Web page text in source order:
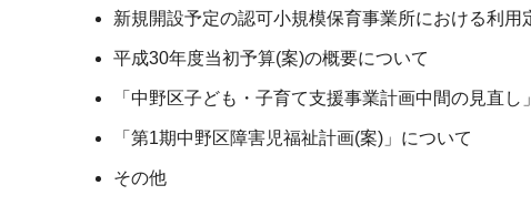
新規開設予定の認可小規模保育事業所における利用
平成30年度当初予算(案)の概要について
「中野区子ども・子育て支援事業計画中間の見直し
「第1期中野区障害児福祉計画(案)」について
その他